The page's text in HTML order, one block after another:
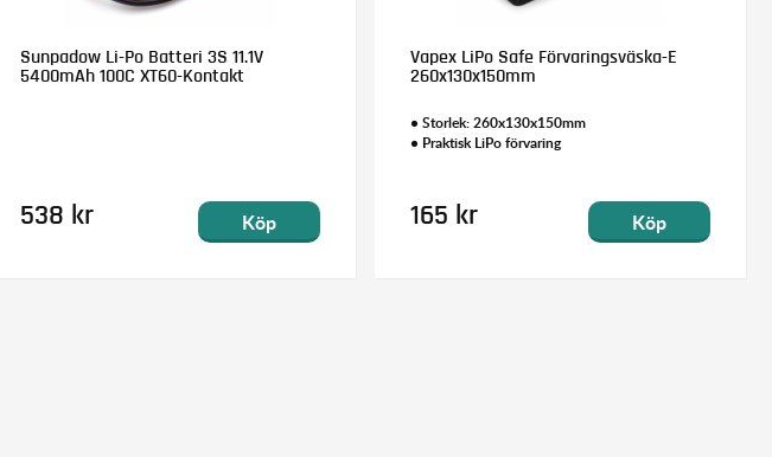
Sunpadow Li-Po Batteri 3S 11.1V
5400mAh 100C XT60-Kontakt
538 kr Köp
Vapex LiPo Safe Förvaringsväska-E
260x130x150mm
• Storlek: 260x130x150mm
• Praktisk LiPo förvaring
165 kr Köp